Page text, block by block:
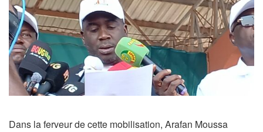
Dans la ferveur de cette mobilisation, Arafan Moussa